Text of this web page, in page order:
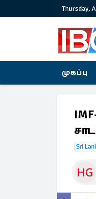
Thursday,
முகப்பு
Sri